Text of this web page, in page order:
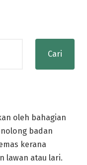
oleh bahagian
badan
kerana
lawan atau lari.